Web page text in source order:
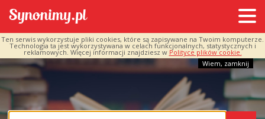
Ten serwis wykorzystuje pliki cookies, które są zapisywane na Twoim komputerze.
Technologia ta jest wykorzystywana w celach funkcjonalnych, statystycznych i
reklamowych. Więcej informacji znajdziesz w Polityce plików cookie.
Wiem, zamknij